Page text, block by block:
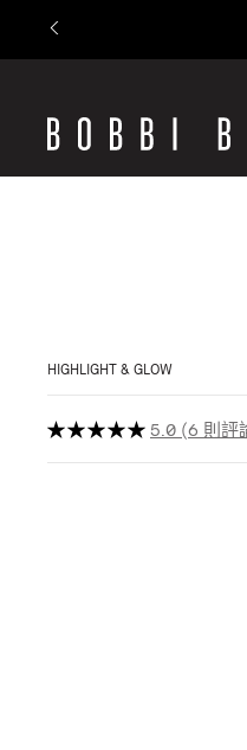
HIGHLIGHT & GLOW
5.0 6 則評